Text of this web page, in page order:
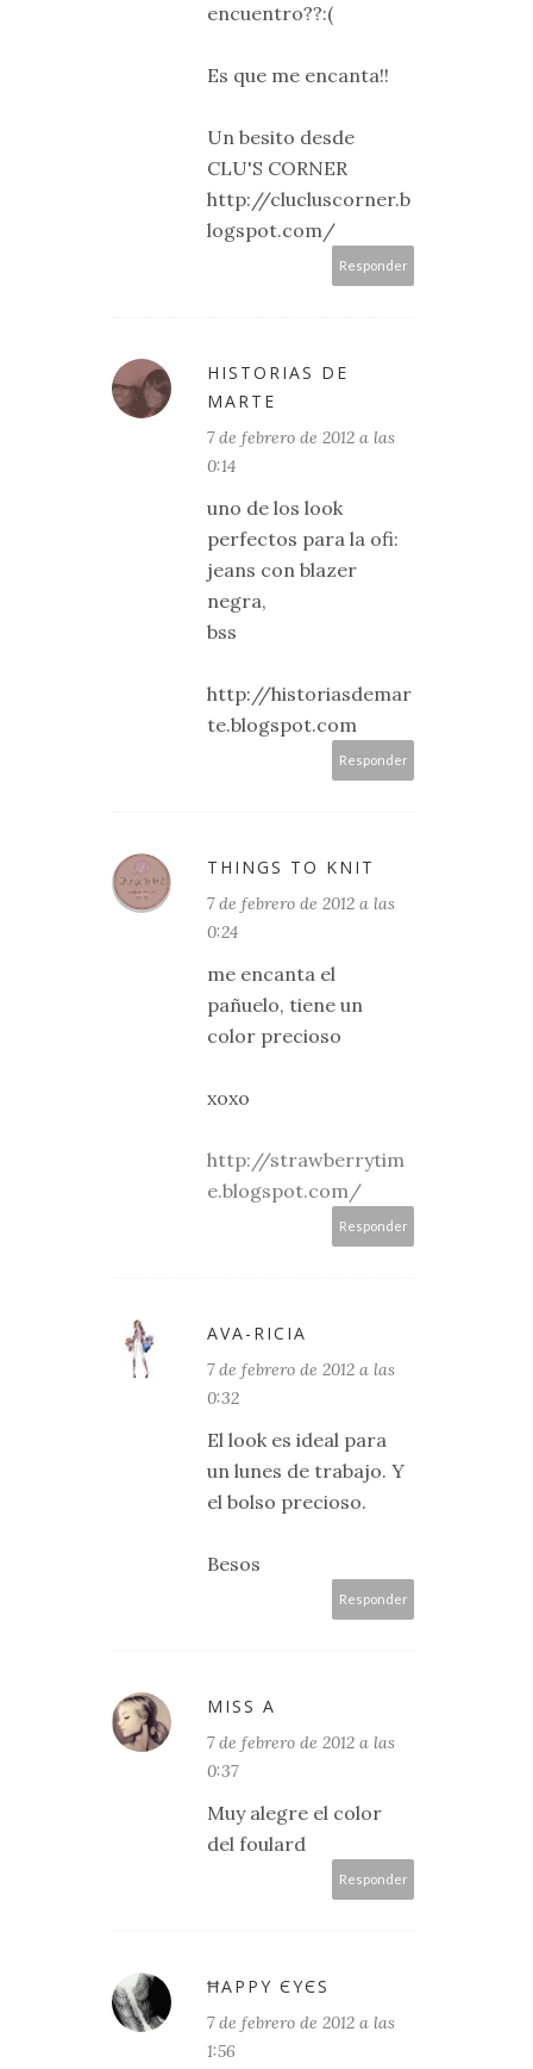
encuentro??:(
Es que me encanta!!
Un besito desde
CLU'S CORNER
http://clucluscorner.b
logspot.com/
Responder
HISTORIAS DE
MARTE
7 de febrero de 2012 a las
0:14
uno de los look
perfectos para la ofi:
jeans con blazer
negra,
bss
http://historiasdemar
te.blogspot.com
Responder
THINGS TO KNIT
7 de febrero de 2012 a las
0:24
me encanta el
pañuelo, tiene un
color precioso
xoxo
http://strawberrytim
e.blogspot.com/
Responder
AVA-RICIA
7 de febrero de 2012 a las
0:32
El look es ideal para
un lunes de trabajo. Y
el bolso precioso.
Besos
Responder
MISS A
7 de febrero de 2012 a las
0:37
Muy alegre el color
del foulard
Responder
ĦΑРРY ЄYЄS
7 de febrero de 2012 a las
1:56